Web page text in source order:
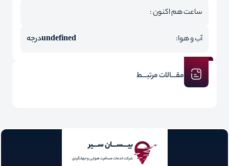
ساعت هم اکنون :
آب و هوا: undefinedدرجه
مقـــالات مرتبـــط
بیـــســـان ســـیر
شرکت خدمات مسافرت هوایی و جهانگردی